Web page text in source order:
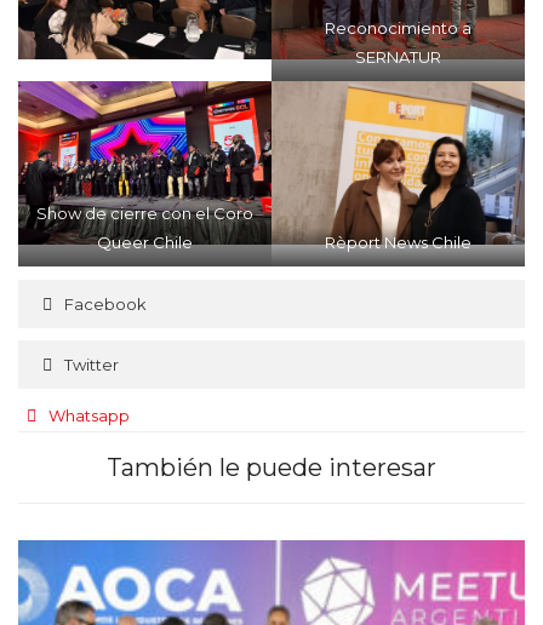
Reconocimiento a
SERNATUR
Show de cierre con el Coro
Queer Chile
Rèport News Chile
Facebook
Twitter
Whatsapp
También le puede interesar